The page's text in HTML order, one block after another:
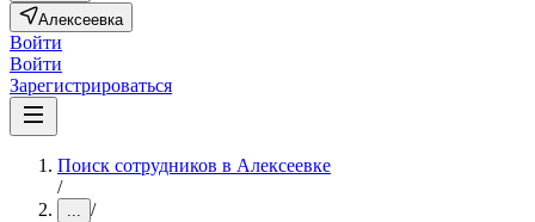
Алексеевка
Войти
Войти
Зарегистрироваться
Поиск сотрудников в Алексеевке
/
... /